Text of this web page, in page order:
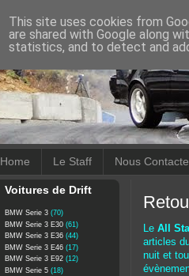
Home Le Staff Nous
Le All
articles
nuit et
Voitures de Drift
BMW Serie 3 (70)
BMW Serie 3 E30 (61)
BMW Serie 3 E36 (44)
BMW Serie 3 E46 (17)
BMW Serie 3 E92 (12)
BMW Serie 5 (18)
This site uses cookies from
are shared with Google along
statistics, and to detect and